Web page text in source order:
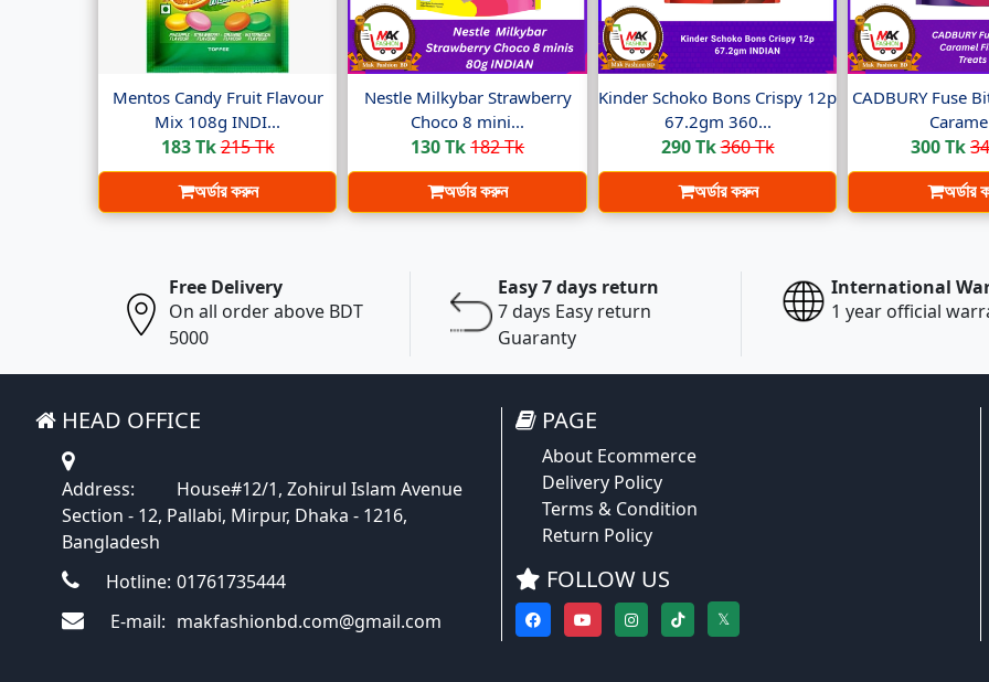
Mentos Candy Fruit Flavour
Mix 108g INDI...
183 Tk215 Tk
অর্ডার করুন
Nestle Milkybar Strawberry
Choco 8 mini...
130 Tk182 Tk
অর্ডার করুন
Kinder Schoko Bons Crispy 12p
67.2gm 360...
290 Tk360 Tk
অর্ডার করুন
CADBURY Fuse
300 Tk
অর্ডার
Free Delivery
On all order above BDT
5000
Easy 7 days return
7 days Easy return
Guaranty
International
1 year official
HEAD OFFICE
Address:
House#12/1, Zohirul Islam Avenue
Section - 12, Pallabi, Mirpur, Dhaka - 1216,
Bangladesh
Hotline: 01761735444
E-mail: makfashionbd.com@gmail.com
PAGE
About Ecommerce
Delivery Policy
Terms & Condition
Return Policy
FOLLOW US
𝕏